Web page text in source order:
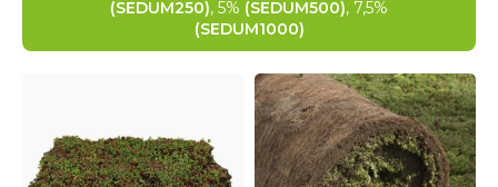
(SEDUM250), 5% (SEDUM500), 7,5%
(SEDUM1000)